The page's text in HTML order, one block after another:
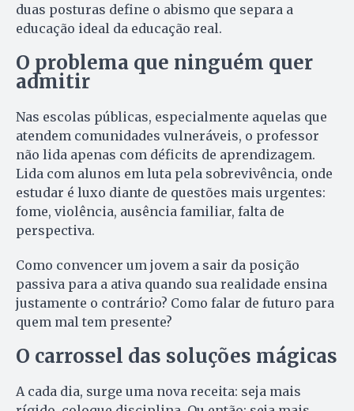
duas posturas define o abismo que separa a
educação ideal da educação real.
O problema que ninguém quer
admitir
Nas escolas públicas, especialmente aquelas que
atendem comunidades vulneráveis, o professor
não lida apenas com déficits de aprendizagem.
Lida com alunos em luta pela sobrevivência, onde
estudar é luxo diante de questões mais urgentes:
fome, violência, ausência familiar, falta de
perspectiva.
Como convencer um jovem a sair da posição
passiva para a ativa quando sua realidade ensina
justamente o contrário? Como falar de futuro para
quem mal tem presente?
O carrossel das soluções mágicas
A cada dia, surge uma nova receita: seja mais